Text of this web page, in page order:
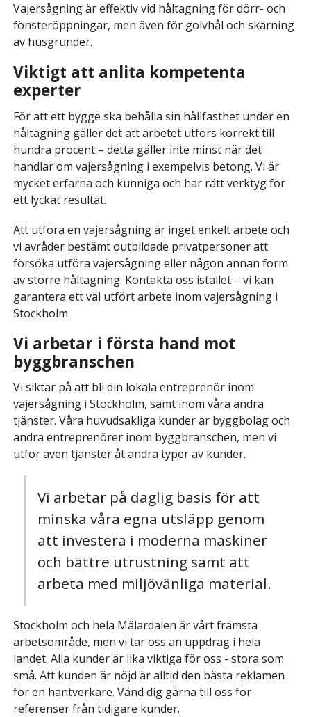
Vajersågning är effektiv vid håltagning för dörr- och
fönsteröppningar, men även för golvhål och skärning
av husgrunder.
Viktigt att anlita kompetenta
experter
För att ett bygge ska behålla sin hållfasthet under en
håltagning gäller det att arbetet utförs korrekt till
hundra procent – detta gäller inte minst när det
handlar om vajersågning i exempelvis betong. Vi är
mycket erfarna och kunniga och har rätt verktyg för
ett lyckat resultat.
Att utföra en vajersågning är inget enkelt arbete och
vi avråder bestämt outbildade privatpersoner att
försöka utföra vajersågning eller någon annan form
av större håltagning. Kontakta oss istället – vi kan
garantera ett väl utfört arbete inom vajersågning i
Stockholm.
Vi arbetar i första hand mot
byggbranschen
Vi siktar på att bli din lokala entreprenör inom
vajersågning i Stockholm, samt inom våra andra
tjänster. Våra huvudsakliga kunder är byggbolag och
andra entreprenörer inom byggbranschen, men vi
utför även tjänster åt andra typer av kunder.
Vi arbetar på daglig basis för att
minska våra egna utsläpp genom
att investera i moderna maskiner
och bättre utrustning samt att
arbeta med miljövänliga material.
Stockholm och hela Mälardalen är vårt främsta
arbetsområde, men vi tar oss an uppdrag i hela
landet. Alla kunder är lika viktiga för oss - stora som
små. Att kunden är nöjd är alltid den bästa reklamen
för en hantverkare. Vänd dig gärna till oss för
referenser från tidigare kunder.